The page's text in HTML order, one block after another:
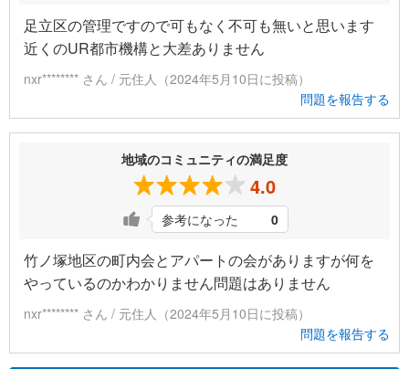
足立区の管理ですので可もなく不可も無いと思います
近くのUR都市機構と大差ありません
nxr******** さん / 元住人（2024年5月10日に投稿）
問題を報告する
地域のコミュニティの満足度
4.0
参考になった 0
竹ノ塚地区の町内会とアパートの会がありますが何を
やっているのかわかりません問題はありません
nxr******** さん / 元住人（2024年5月10日に投稿）
問題を報告する